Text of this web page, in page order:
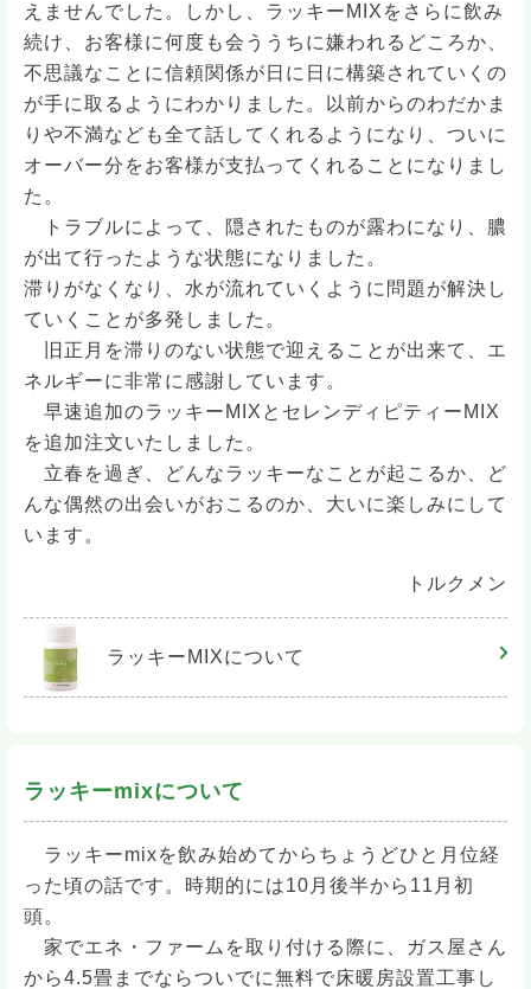
えませんでした。しかし、ラッキーMIXをさらに飲み
続け、お客様に何度も会ううちに嫌われるどころか、
不思議なことに信頼関係が日に日に構築されていくの
が手に取るようにわかりました。以前からのわだかま
りや不満なども全て話してくれるようになり、ついに
オーバー分をお客様が支払ってくれることになりまし
た。
トラブルによって、隠されたものが露わになり、膿
が出て行ったような状態になりました。
滞りがなくなり、水が流れていくように問題が解決し
ていくことが多発しました。
旧正月を滞りのない状態で迎えることが出来て、エ
ネルギーに非常に感謝しています。
早速追加のラッキーMIXとセレンディピティーMIX
を追加注文いたしました。
立春を過ぎ、どんなラッキーなことが起こるか、ど
んな偶然の出会いがおこるのか、大いに楽しみにして
います。
トルクメン
ラッキーMIXについて
ラッキーmixについて
ラッキーmixを飲み始めてからちょうどひと月位経
った頃の話です。時期的には10月後半から11月初
頭。
家でエネ・ファームを取り付ける際に、ガス屋さん
から4.5畳までならついでに無料で床暖房設置工事し